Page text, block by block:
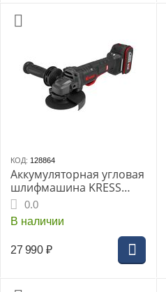
КОД: 128864
Аккумуляторная угловая
шлифмашина KRESS
KUH04, 20В,
бесщеточная
0.0
В наличии
27 990 ₽